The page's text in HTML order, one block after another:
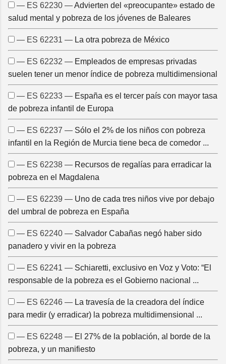
— ES 62230 —Advierten del «preocupante» estado de
salud mental y pobreza de los jóvenes de Baleares
— ES 62231 — La otra pobreza de México
— ES 62232 — Empleados de empresas privadas
suelen tener un menor índice de pobreza multidimensional
— ES 62233 — España es el tercer país con mayor tasa
de pobreza infantil de Europa
— ES 62237 — Sólo el 2% de los niños con pobreza
infantil en la Región de Murcia tiene beca de comedor ...
— ES 62238 — Recursos de regalías para erradicar la
pobreza en el Magdalena
— ES 62239 — Uno de cada tres niños vive por debajo
del umbral de pobreza en España
— ES 62240 — Salvador Cabañas negó haber sido
panadero y vivir en la pobreza
— ES 62241 — Schiaretti, exclusivo en Voz y Voto: “El
responsable de la pobreza es el Gobierno nacional ...
— ES 62246 — La travesía de la creadora del índice
para medir (y erradicar) la pobreza multidimensional ...
— ES 62248 — El 27% de la población, al borde de la
pobreza, y un manifiesto